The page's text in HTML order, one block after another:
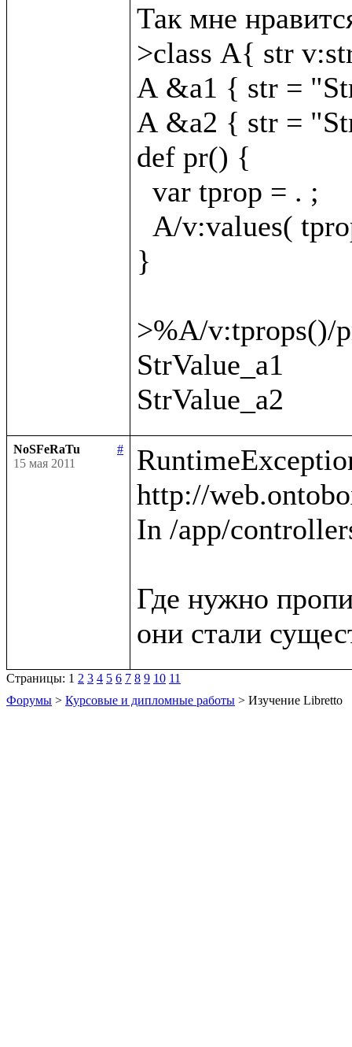
Так мне
>class A{ str
A &a1 { str =
A &a2 { str =
def pr() {
var tprop = . ;
A/v:values(
}
>%A/v:tprops()/
StrValue_a1
NoSFeRaTu
#
15 мая 2011
http://
In /app/
Где нужно
Страницы: 1 2 3 4 5 6 7 8 9 10 11
Форумы > Курсовые и дипломные работы > Изучение Libretto